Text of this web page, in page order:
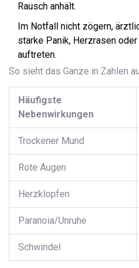
Rausch anhält.
Im Notfall nicht zögern,
starke Panik, Herzrasen
auftreten.
So sieht das Ganze in Zahlen
Häufigste
Nebenwirkungen
Trockener Mund
Rote Augen
Herzklopfen
Paranoia/Unruhe
Schwindel